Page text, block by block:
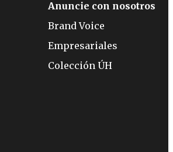
Anuncie con nosotros
Brand Voice
Empresariales
Colección ÚH